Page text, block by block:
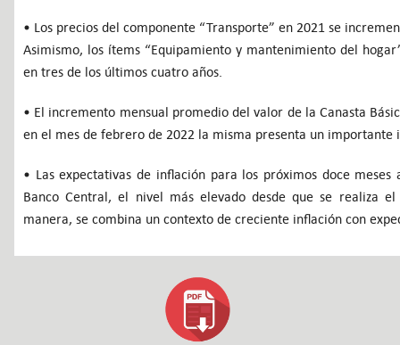
• Los precios del componente “Transporte” en 2021 se
Asimismo, los ítems “Equipamiento y mantenimiento del
en tres de los últimos cuatro años.
• El incremento mensual promedio del valor de la Canasta
en el mes de febrero de 2022 la misma presenta un importante
• Las expectativas de inflación para los próximos doce
Banco Central, el nivel más elevado desde que se realiza
manera, se combina un contexto de creciente inflación con